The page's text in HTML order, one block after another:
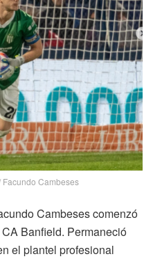
Facundo Cambeses
Cambeses comenzó
CA Banfield. Permaneció
el plantel profesional